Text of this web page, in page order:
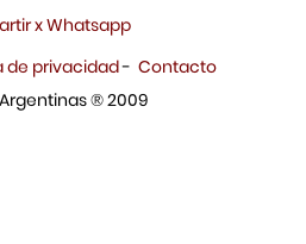
x Whatsapp
de privacidad- Contacto
® 2009